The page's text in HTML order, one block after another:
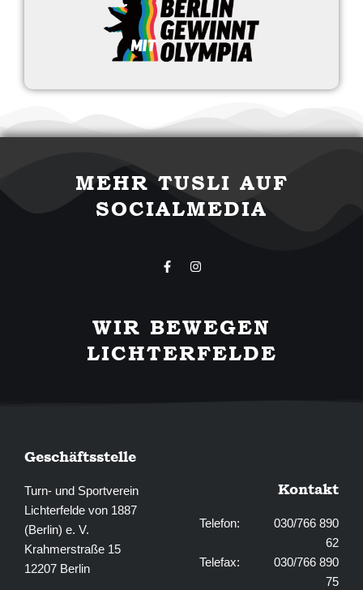
MEHR TUSLI AUF
SOCIALMEDIA
F
a
o
o
k
-
I
n
g
r
a
m
WIR BEWEGEN
LICHTERFELDE
Geschäftsstelle
Turn- und Sportverein
Lichterfelde von 1887
(Berlin) e. V.
Krahmerstraße 15
12207 Berlin
Kontakt
Telefon: 030/766 890
62
Telefax: 030/766 890
75